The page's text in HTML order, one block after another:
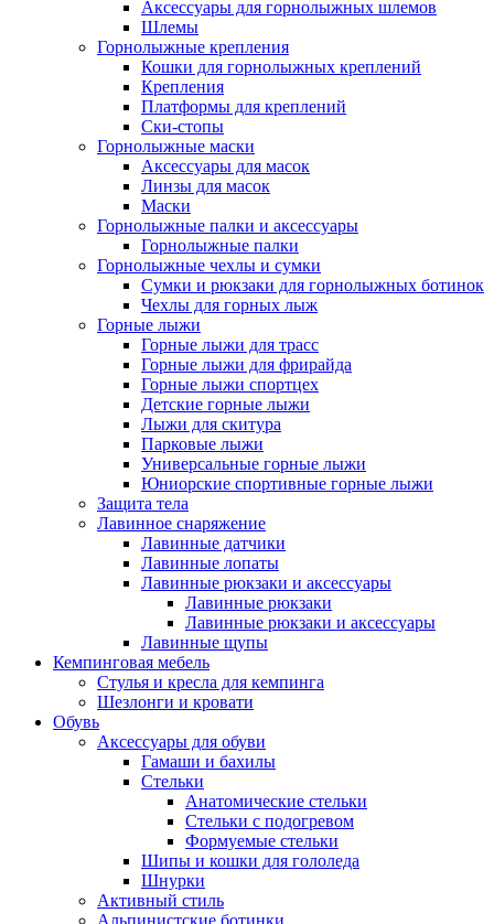
Аксессуары для горнолыжных шлемов
Шлемы
Горнолыжные крепления
Кошки для горнолыжных креплений
Крепления
Платформы для креплений
Ски-стопы
Горнолыжные маски
Аксессуары для масок
Линзы для масок
Маски
Горнолыжные палки и аксессуары
Горнолыжные палки
Горнолыжные чехлы и сумки
Сумки и рюкзаки для горнолыжных ботинок
Чехлы для горных лыж
Горные лыжи
Горные лыжи для трасс
Горные лыжи для фрирайда
Горные лыжи спортцех
Детские горные лыжи
Лыжи для скитура
Парковые лыжи
Универсальные горные лыжи
Юниорские спортивные горные лыжи
Защита тела
Лавинное снаряжение
Лавинные датчики
Лавинные лопаты
Лавинные рюкзаки и аксессуары
Лавинные рюкзаки
Лавинные рюкзаки и аксессуары
Лавинные щупы
Кемпинговая мебель
Стулья и кресла для кемпинга
Шезлонги и кровати
Обувь
Аксессуары для обуви
Гамаши и бахилы
Стельки
Анатомические стельки
Стельки с подогревом
Формуемые стельки
Шипы и кошки для гололеда
Шнурки
Активный стиль
Альпинистские ботинки